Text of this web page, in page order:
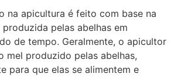
na apicultura é feito com base na
pelas abelhas em
de tempo. Geralmente, o apicultor
mel produzido pelas abelhas,
para que elas se alimentem e